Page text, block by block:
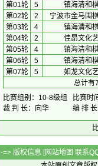
第01轮
5 镇海清和
第02轮
2 宁波市金马围
第03轮
4 镇海清和
第04轮
2 佳昂文化
第05轮
4 镇海清和
第06轮
5 镇海清和
第07轮
5 如龙文化
总计有
比赛组别：10-8级组
比赛时
裁 判 长：向华
编 排
-=> 版权信息 [网站地图 联系